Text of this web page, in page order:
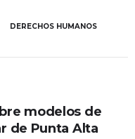
DERECHOS HUMANOS
modelos de
de Punta Alta